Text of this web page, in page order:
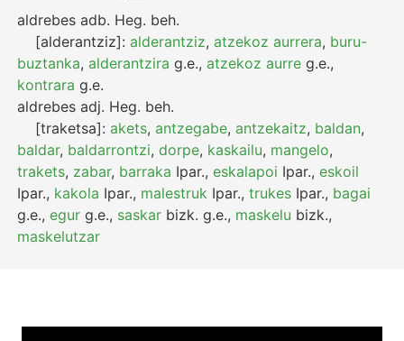
aldrebes adb. Heg. beh.
[alderantziz]:alderantziz,atzekoz aurrera, buru-
buztanka,alderantzira g.e.,atzekoz aurre g.e.,
kontrara g.e.
aldrebes adj. Heg. beh.
[traketsa]:akets,antzegabe,antzekaitz, baldan,
baldar, baldarrontzi,dorpe, kaskailu, mangelo,
trakets, zabar, barraka Ipar.,eskalapoi Ipar.,eskoil
Ipar., kakola Ipar., malestruk Ipar.,trukes Ipar., bagai
g.e.,egur g.e., saskar bizk. g.e., maskelu bizk.,
maskelutzar